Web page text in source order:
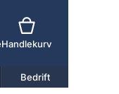
Handlekurv
Bedrift